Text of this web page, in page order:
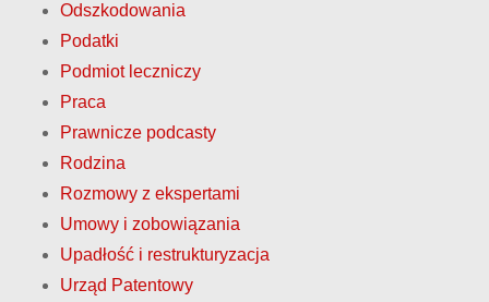
Odszkodowania
Podatki
Podmiot leczniczy
Praca
Prawnicze podcasty
Rodzina
Rozmowy z ekspertami
Umowy i zobowiązania
Upadłość i restrukturyzacja
Urząd Patentowy